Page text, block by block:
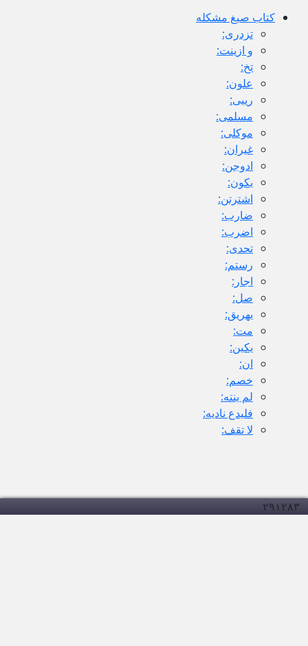
كتاب صيغ مشكله
تزدرى:
و ازينت:
تخ:
علون:
رييى:
مسلمى:
موكلى:
غيران:
ادوجن:
يكون:
اشترتن:
ضارب:
اضرب:
تحدى:
رستم:
اجار:
صل:
يهريق:
مت:
يكين:
ان:
خصم:
لم ينته:
فليدع ناديه:
لا تقف:
۲۹۱۲۸۳